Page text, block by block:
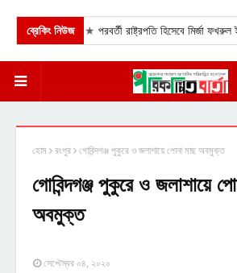
ব্রেকিং নিউজ
★ পরবর্তী রাষ্ট্রপতি হিসেবে মির্জা ফখরুল
হোম রংপুর গোবিন্দগঞ্জ পুকুরে ও জলাশায়ে পোনা মাছ অবমুক্ত
গোবিন্দগঞ্জ পুকুরে ও জলাশায়ে
অবমুক্ত
সেপ্টেম্বর ০৪, ২০২০